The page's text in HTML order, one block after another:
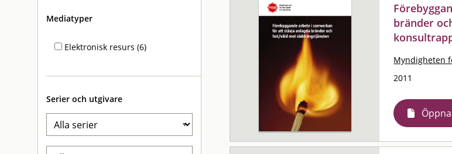
Mediatyper
Elektronisk resurs (6)
Serier och utgivare
bränder
Myndigheten
2011